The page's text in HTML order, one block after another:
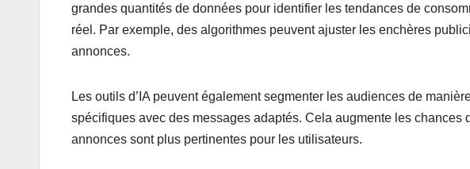
grandes quantités de données pour identifier les tendances de
réel. Par exemple, des algorithmes peuvent ajuster les enchères
annonces.
Les outils d’IA peuvent également segmenter les audiences de
spécifiques avec des messages adaptés. Cela augmente les chances
annonces sont plus pertinentes pour les utilisateurs.